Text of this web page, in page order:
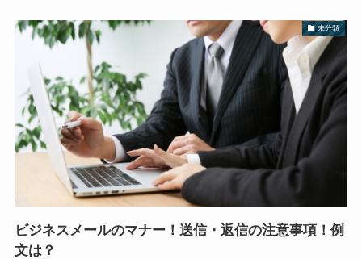
未分類
ビジネスメールのマナー！送信・返信の注意事項！例
文は？